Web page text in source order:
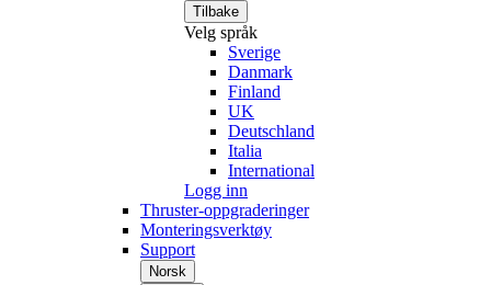
Tilbake
Velg språk
Sverige
Danmark
Finland
UK
Deutschland
Italia
International
Logg inn
Thruster-oppgraderinger
Monteringsverktøy
Support
Norsk